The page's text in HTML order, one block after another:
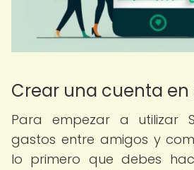
Crear una cuenta en
Para empezar a utilizar
gastos entre amigos y
lo primero que debes